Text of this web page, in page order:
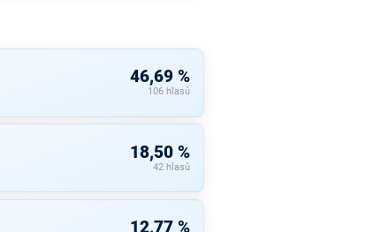
46,69 %
106 hlasů
18,50 %
42 hlasů
12,77 %